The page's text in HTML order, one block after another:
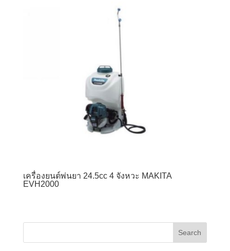
เครื่องยนต์พ่นยา 24.5cc 4 จังหวะ MAKITA
EVH2000